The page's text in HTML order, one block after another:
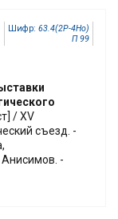
Шифр: 63.4(2Р-4Но)
П 99
/ ХV
съезд. -
Анисимов. -